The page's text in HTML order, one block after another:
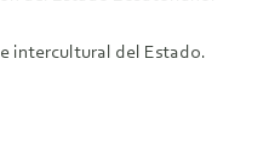
intercultural del Estado.